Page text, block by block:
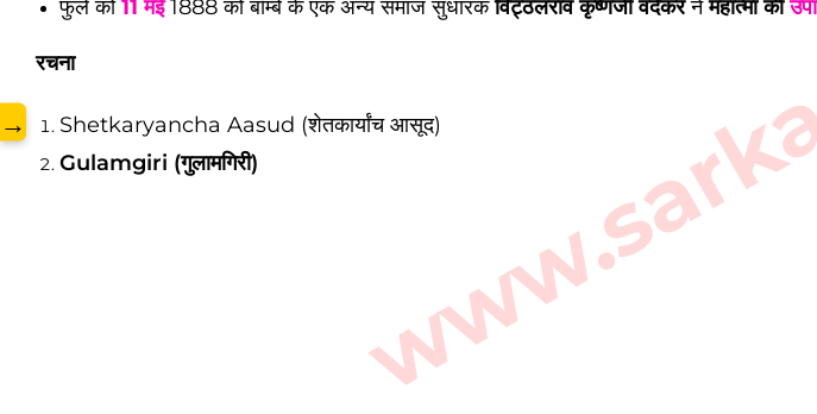
फुले को11 मई1888 को बॉम्बे के एक अन्य समाज सुधारकविट्ठलराव कृष्णजी वंदेकरनेमहात्मा की
रचना
Shetkaryancha Aasud (शेतकार्यांच आसूद)
Gulamgiri (गुलामगिरी)
→